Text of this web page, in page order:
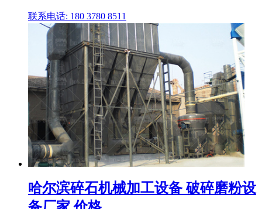
联系电话: 180 3780 8511
哈尔滨碎石机械加工设备 破碎磨粉设